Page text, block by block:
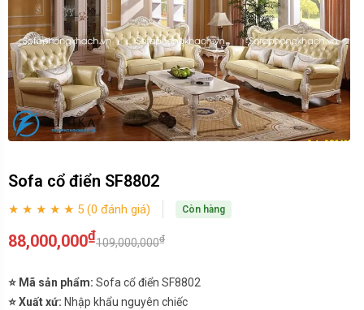
Sofa cổ điển SF8802
★ ★ ★ ★ ★ 5 (0 đánh giá) Còn hàng
88,000,000₫109,000,000₫
⭐ Mã sản phẩm: Sofa cổ điển SF8802
⭐ Xuất xứ: Nhập khẩu nguyên chiếc